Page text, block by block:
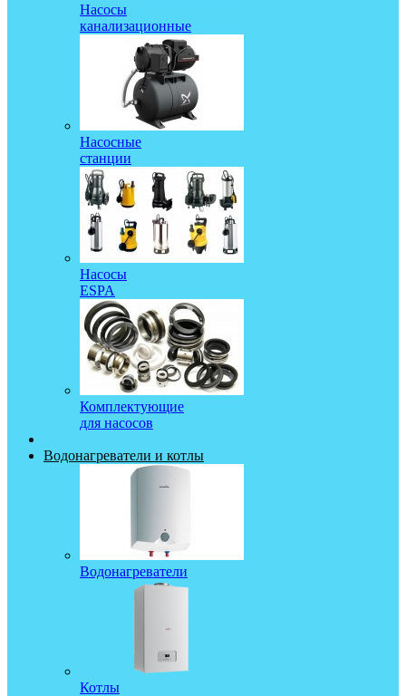
Насосы
канализационные
Насосные
станции
Насосы
ESPA
Комплектующие
для насосов
Водонагреватели и котлы
Водонагреватели
Котлы